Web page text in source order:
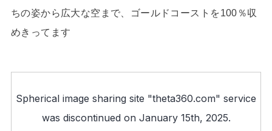
ちの姿から広大な空まで、ゴールドコーストを100％収
めきってます